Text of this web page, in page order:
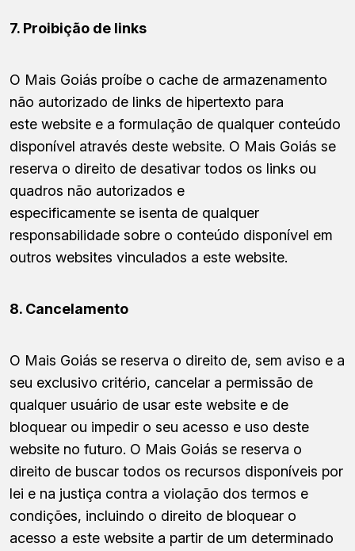
7. Proibição de links
O Mais Goiás proíbe o cache de armazenamento
não autorizado de links de hipertexto para
este website e a formulação de qualquer conteúdo
disponível através deste website. O Mais Goiás se
reserva o direito de desativar todos os links ou
quadros não autorizados e
especificamente se isenta de qualquer
responsabilidade sobre o conteúdo disponível em
outros websites vinculados a este website.
8. Cancelamento
O Mais Goiás se reserva o direito de, sem aviso e a
seu exclusivo critério, cancelar a permissão de
qualquer usuário de usar este website e de
bloquear ou impedir o seu acesso e uso deste
website no futuro. O Mais Goiás se reserva o
direito de buscar todos os recursos disponíveis por
lei e na justiça contra a violação dos termos e
condições, incluindo o direito de bloquear o
acesso a este website a partir de um determinado